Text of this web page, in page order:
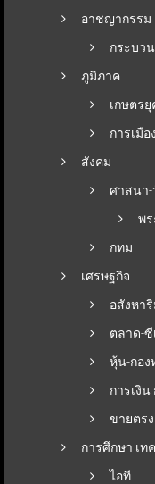
อาชญากรรม
กระบว
ภูมิภาค
เกษตร
การเมือง
สังคม
ศาสนา
พร
กทม
เศรษฐกิจ
อสังหา
ตลาด-ซี
หุ้น-กอง
การเงิ
ขายตรง
การศึกษา เท
ไอที